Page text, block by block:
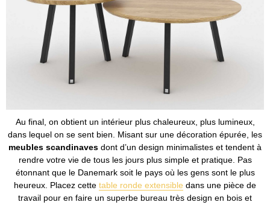
Au final, on obtient un intérieur plus chaleureux, plus lumineux,
dans lequel on se sent bien. Misant sur une décoration épurée, les
meubles scandinaves dont d’un design minimalistes et tendent à
rendre votre vie de tous les jours plus simple et pratique. Pas
étonnant que le Danemark soit le pays où les gens sont le plus
heureux. Placez cette table ronde extensible dans une pièce de
travail pour en faire un superbe bureau très design en bois et